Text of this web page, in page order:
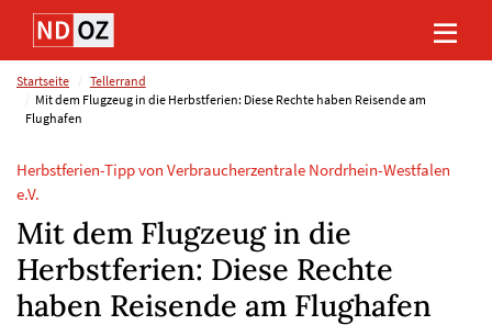
Direkt
Inhalt
(Eingabetaste)
Direkt
Hauptmenu
(Eingabetaste)
Direkt
Suche
(Eingabetaste)
Direkt
Footer
(Eingabetaste)
Startseite
Tellerrand
Mit dem Flugzeug in die Herbstferien: Diese Rechte haben Reisende am
Flughafen
Herbstferien-Tipp von Verbraucherzentrale Nordrhein-Westfalen
e.V.
Mit dem Flugzeug in die
Herbstferien: Diese Rechte
haben Reisende am Flughafen